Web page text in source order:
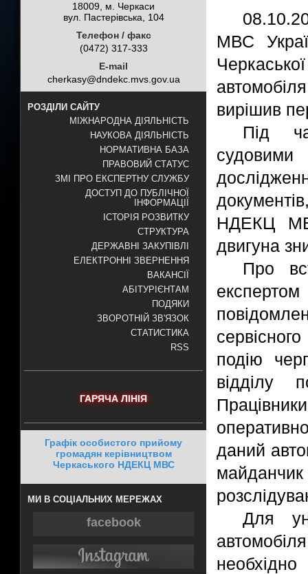
18009, м. Черкаси
вул. Пастерівська, 104
Телефон / факс
(0472) 317-333
E-mail
cherkasy@dndekc.mvs.gov.ua
РОЗДІЛИ САЙТУ
МІЖНАРОДНА ДІЯЛЬНІСТЬ
НАУКОВА ДІЯЛЬНІСТЬ
НОРМАТИВНА БАЗА
ПРАВОВИЙ СТАТУС
ЗМІ ПРО ЕКСПЕРТНУ СЛУЖБУ
ДОСТУП ДО ПУБЛІЧНОЇ
ІНФОРМАЦІЇ
ІСТОРІЯ РОЗВИТКУ
СТРУКТУРА
ДЕРЖАВНІ ЗАКУПІВЛІ
ЕЛЕКТРОННІ ЗВЕРНЕННЯ
ВАКАНСІЇ
АБІТУРІЄНТАМ
ПОДЯКИ
ЗВОРОТНІЙ ЗВ'ЯЗОК
СТАТИСТИКА
RSS
ГАРЯЧА ЛІНІЯ
Графік особистого прийому
громадян керівництвом
Черкаського НДЕКЦ МВС
МИ В СОЦІАЛЬНИХ МЕРЕЖАХ
facebook
МВС
вирішив
Під
судовими
НДЕКЦ
двигуна
Про
подію
відділу
даний
Для